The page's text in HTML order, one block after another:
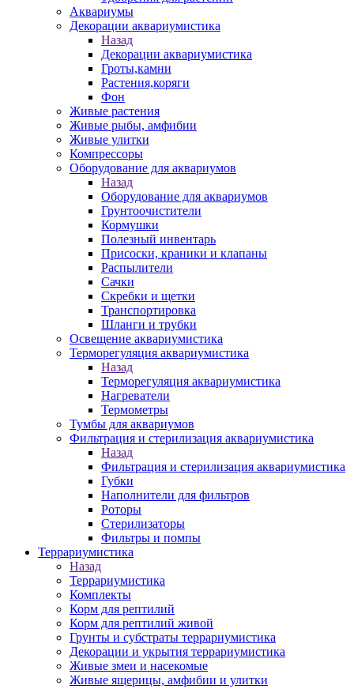
Аквариумы
Декорации аквариумистика
Назад
Декорации аквариумистика
Гроты,камни
Растения,коряги
Фон
Живые растения
Живые рыбы, амфибии
Живые улитки
Компрессоры
Оборудование для аквариумов
Назад
Оборудование для аквариумов
Грунтоочистители
Кормушки
Полезный инвентарь
Присоски, краники и клапаны
Распылители
Сачки
Скребки и щетки
Транспортировка
Шланги и трубки
Освещение аквариумистика
Терморегуляция аквариумистика
Назад
Терморегуляция аквариумистика
Нагреватели
Термометры
Тумбы для аквариумов
Фильтрация и стерилизация аквариумистика
Назад
Фильтрация и стерилизация аквариумистика
Губки
Наполнители для фильтров
Роторы
Стерилизаторы
Фильтры и помпы
Террариумистика
Назад
Террариумистика
Комплекты
Корм для рептилий
Корм для рептилий живой
Грунты и субстраты террариумистика
Декорации и укрытия террариумистика
Живые змеи и насекомые
Живые ящерицы, амфибии и улитки